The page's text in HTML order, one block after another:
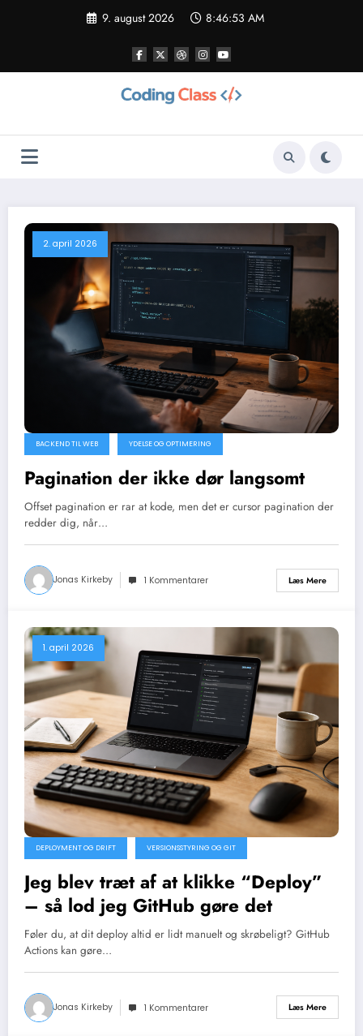
9. august 2026 8:46:54 AM
2. april 2026
BACKEND TIL WEB YDELSE OG OPTIMERING
Pagination der ikke dør langsomt
Offset pagination er rar at kode, men det er cursor pagination der
redder dig, når…
Jonas Kirkeby 1 Kommentarer Læs Mere
1. april 2026
DEPLOYMENT OG DRIFT VERSIONSSTYRING OG GIT
Jeg blev træt af at klikke “Deploy”
– så lod jeg GitHub gøre det
Føler du, at dit deploy altid er lidt manuelt og skrøbeligt? GitHub
Actions kan gøre…
Jonas Kirkeby 1 Kommentarer Læs Mere